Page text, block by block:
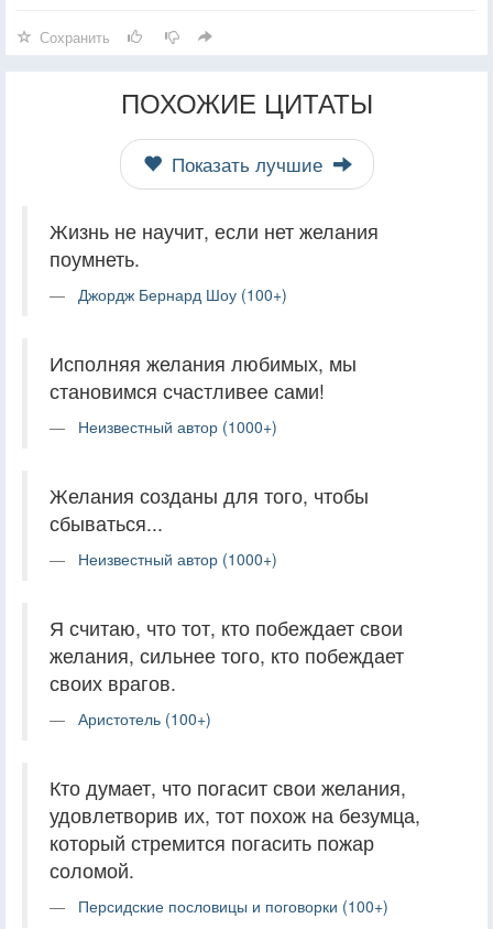
Сохранить
ПОХОЖИЕ ЦИТАТЫ
Показать лучшие
Жизнь не научит, если нет желания
поумнеть.
Джордж Бернард Шоу (100+)
Исполняя желания любимых, мы
становимся счастливее сами!
Неизвестный автор (1000+)
Желания созданы для того, чтобы
сбываться...
Неизвестный автор (1000+)
Я считаю, что тот, кто побеждает свои
желания, сильнее того, кто побеждает
своих врагов.
Аристотель (100+)
Кто думает, что погасит свои желания,
удовлетворив их, тот похож на безумца,
который стремится погасить пожар
соломой.
Персидские пословицы и поговорки (100+)